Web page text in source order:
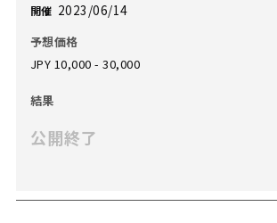
開催 2023/06/14
予想価格
JPY 10,000 - 30,000
結果
公開終了